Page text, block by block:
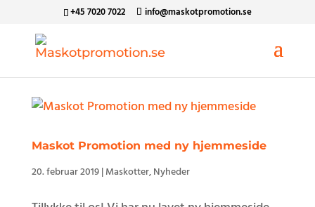
+45 7020 7022 info@maskotpromotion.se
Maskot Promotion med ny hjemmeside
20. februar 2019|Maskotter,Nyheder